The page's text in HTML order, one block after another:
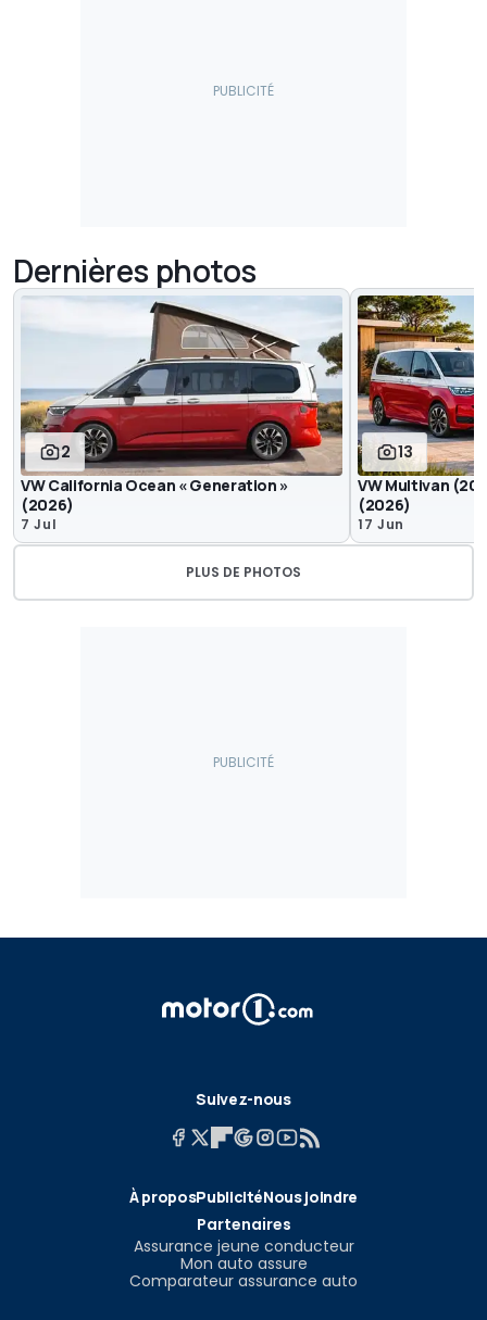
Dernières photos
2
VW California Ocean « Generation »
(2026)
7 Jul
13
VW Multivan
(2026)
17 Jun
PLUS DE PHOTOS
Suivez-nous
À proposPublicitéNous joindre
Partenaires
Assurance jeune conducteur
Mon auto assure
Comparateur assurance auto